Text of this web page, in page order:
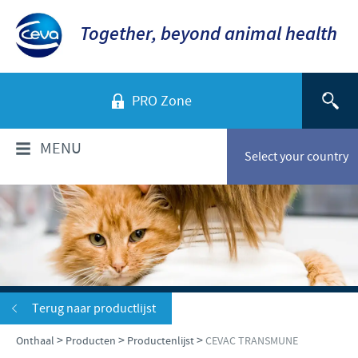
Together, beyond animal health
PRO Zone
Select your country
MENU
WIE ZIJN WIJ?
Bedrijfsoverzicht
Ceva in Nederland
Ceva in de wereld
Onze geschiedenis
PRODUCTEN
Productenlijst
Gezelschapsdieren
SERVICE
Terug naar productlijst
Onthaal > Producten > Productenlijst>CEVAC TRANSMUNE